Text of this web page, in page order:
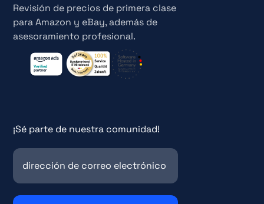
Revisión de precios de primera clase
para Amazon y eBay, además de
asesoramiento profesional.
¡Sé parte de nuestra comunidad!